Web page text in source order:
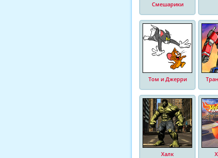
Смешарики
Том и Джерри
Халк